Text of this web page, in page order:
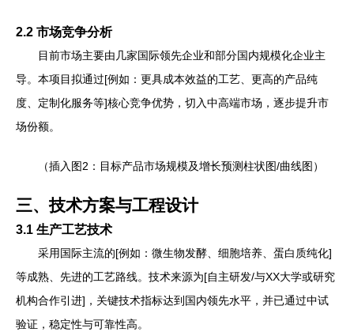
2.2 市场竞争分析
目前市场主要由几家国际领先企业和部分国内规模化企业主
导。本项目拟通过[例如：更具成本效益的工艺、更高的产品纯
度、定制化服务等]核心竞争优势，切入中高端市场，逐步提升市
场份额。
（插入图2：目标产品市场规模及增长预测柱状图/曲线图）
三、技术方案与工程设计
3.1 生产工艺技术
采用国际主流的[例如：微生物发酵、细胞培养、蛋白质纯化]
等成熟、先进的工艺路线。技术来源为[自主研发/与XX大学或研究
机构合作引进]，关键技术指标达到国内领先水平，并已通过中试
验证，稳定性与可靠性高。